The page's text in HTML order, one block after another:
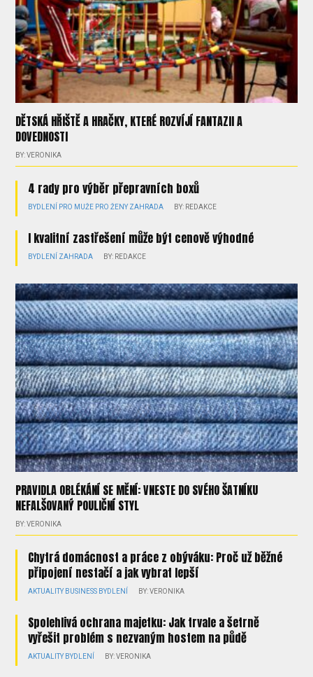
DĚTSKÁ HŘIŠTĚ A HRAČKY, KTERÉ ROZVÍJÍ FANTAZII A
DOVEDNOSTI
BY: VERONIKA
4 rady pro výběr přepravních boxů
BYDLENÍ PRO MUŽE PRO ŽENY ZAHRADA BY: REDAKCE
I kvalitní zastřešení může být cenově výhodné
BYDLENÍ ZAHRADA BY: REDAKCE
PRAVIDLA OBLÉKÁNÍ SE MĚNÍ: VNESTE DO SVÉHO ŠATNÍKU
NEFALŠOVANÝ POULIČNÍ STYL
BY: VERONIKA
Chytrá domácnost a práce z obýváku: Proč už běžné
připojení nestačí a jak vybrat lepší
AKTUALITY BUSINESS BYDLENÍ BY: VERONIKA
Spolehlivá ochrana majetku: Jak trvale a šetrně
vyřešit problém s nezvaným hostem na půdě
AKTUALITY BYDLENÍ BY: VERONIKA